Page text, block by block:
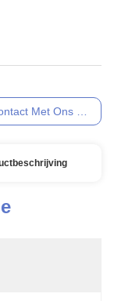
Met Ons Op